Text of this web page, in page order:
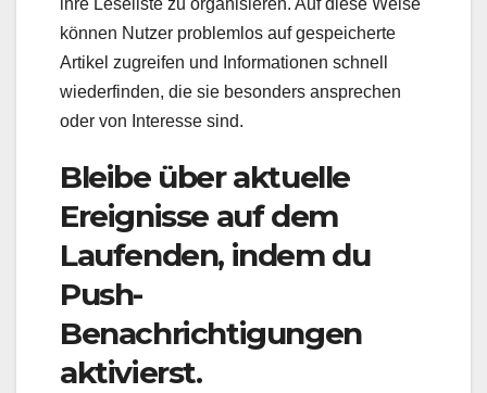
ihre Leseliste zu organisieren. Auf diese Weise
können Nutzer problemlos auf gespeicherte
Artikel zugreifen und Informationen schnell
wiederfinden, die sie besonders ansprechen
oder von Interesse sind.
Bleibe über aktuelle
Ereignisse auf dem
Laufenden, indem du
Push-
Benachrichtigungen
aktivierst.